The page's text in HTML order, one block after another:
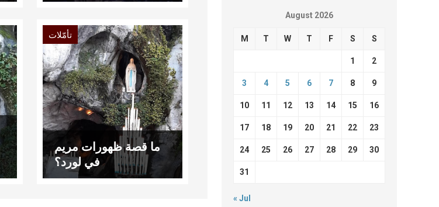
تأمّلات
ما قصة ظهورات مريم
في لورد؟
August 2026
M T W T F S S
1 2
3 4 5 6 7 8 9
10 11 12 13 14 15 16
17 18 19 20 21 22 23
24 25 26 27 28 29 30
31
« Jul